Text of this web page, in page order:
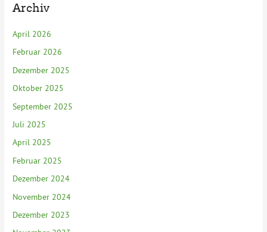
Archiv
April 2026
Februar 2026
Dezember 2025
Oktober 2025
September 2025
Juli 2025
April 2025
Februar 2025
Dezember 2024
November 2024
Dezember 2023